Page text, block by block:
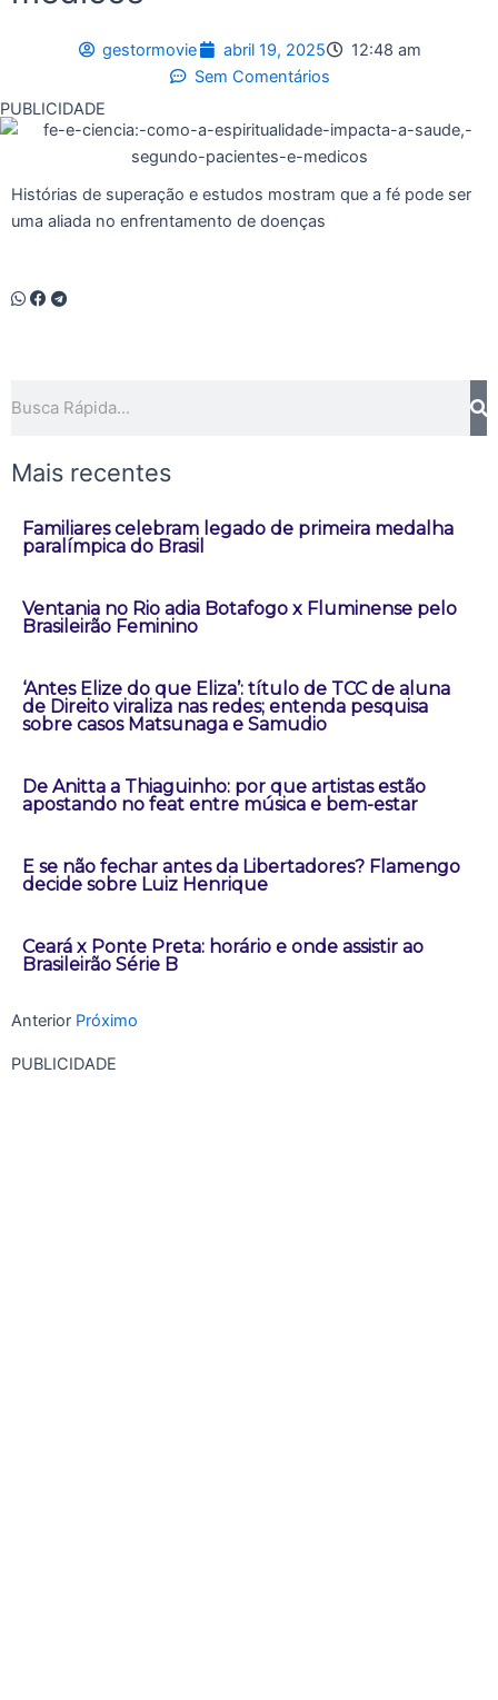
gestormovie abril 19, 2025
12:48 am
Sem Comentários
PUBLICIDADE
Histórias de superação e estudos mostram que a fé pode ser
uma aliada no enfrentamento de doenças
Mais recentes
Familiares celebram legado de primeira medalha
paralímpica do Brasil
Ventania no Rio adia Botafogo x Fluminense pelo
Brasileirão Feminino
‘Antes Elize do que Eliza’: título de TCC de aluna
de Direito viraliza nas redes; entenda pesquisa
sobre casos Matsunaga e Samudio
De Anitta a Thiaguinho: por que artistas estão
apostando no feat entre música e bem-estar
E se não fechar antes da Libertadores? Flamengo
decide sobre Luiz Henrique
Ceará x Ponte Preta: horário e onde assistir ao
Brasileirão Série B
Anterior Próximo
PUBLICIDADE